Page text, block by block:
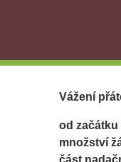
Vážení
od
množství